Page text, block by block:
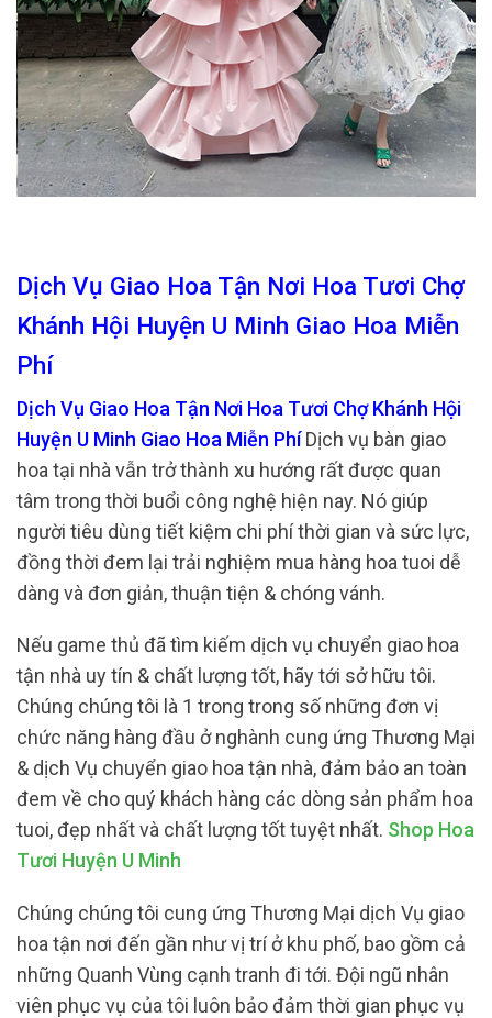
Dịch Vụ Giao Hoa Tận Nơi Hoa Tươi Chợ
Khánh Hội Huyện U Minh Giao Hoa Miễn
Phí
Dịch Vụ Giao Hoa Tận Nơi Hoa Tươi Chợ Khánh Hội
Huyện U Minh Giao Hoa Miễn PhíDịch vụ bàn giao
hoa tại nhà vẫn trở thành xu hướng rất được quan
tâm trong thời buổi công nghệ hiện nay. Nó giúp
người tiêu dùng tiết kiệm chi phí thời gian và sức lực,
đồng thời đem lại trải nghiệm mua hàng hoa tuoi dễ
dàng và đơn giản, thuận tiện & chóng vánh.
Nếu game thủ đã tìm kiếm dịch vụ chuyển giao hoa
tận nhà uy tín & chất lượng tốt, hãy tới sở hữu tôi.
Chúng chúng tôi là 1 trong trong số những đơn vị
chức năng hàng đầu ở nghành cung ứng Thương Mại
& dịch Vụ chuyển giao hoa tận nhà, đảm bảo an toàn
đem về cho quý khách hàng các dòng sản phẩm hoa
tuoi, đẹp nhất và chất lượng tốt tuyệt nhất. Shop Hoa
Tươi Huyện U Minh
Chúng chúng tôi cung ứng Thương Mại dịch Vụ giao
hoa tận nơi đến gần như vị trí ở khu phố, bao gồm cả
những Quanh Vùng cạnh tranh đi tới. Đội ngũ nhân
viên phục vụ của tôi luôn bảo đảm thời gian phục vụ